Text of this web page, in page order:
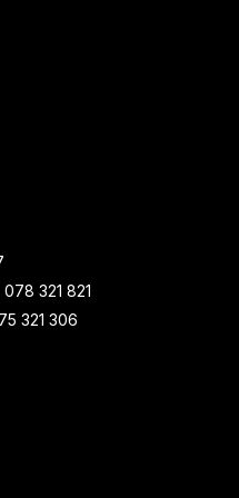
321 821
321 306